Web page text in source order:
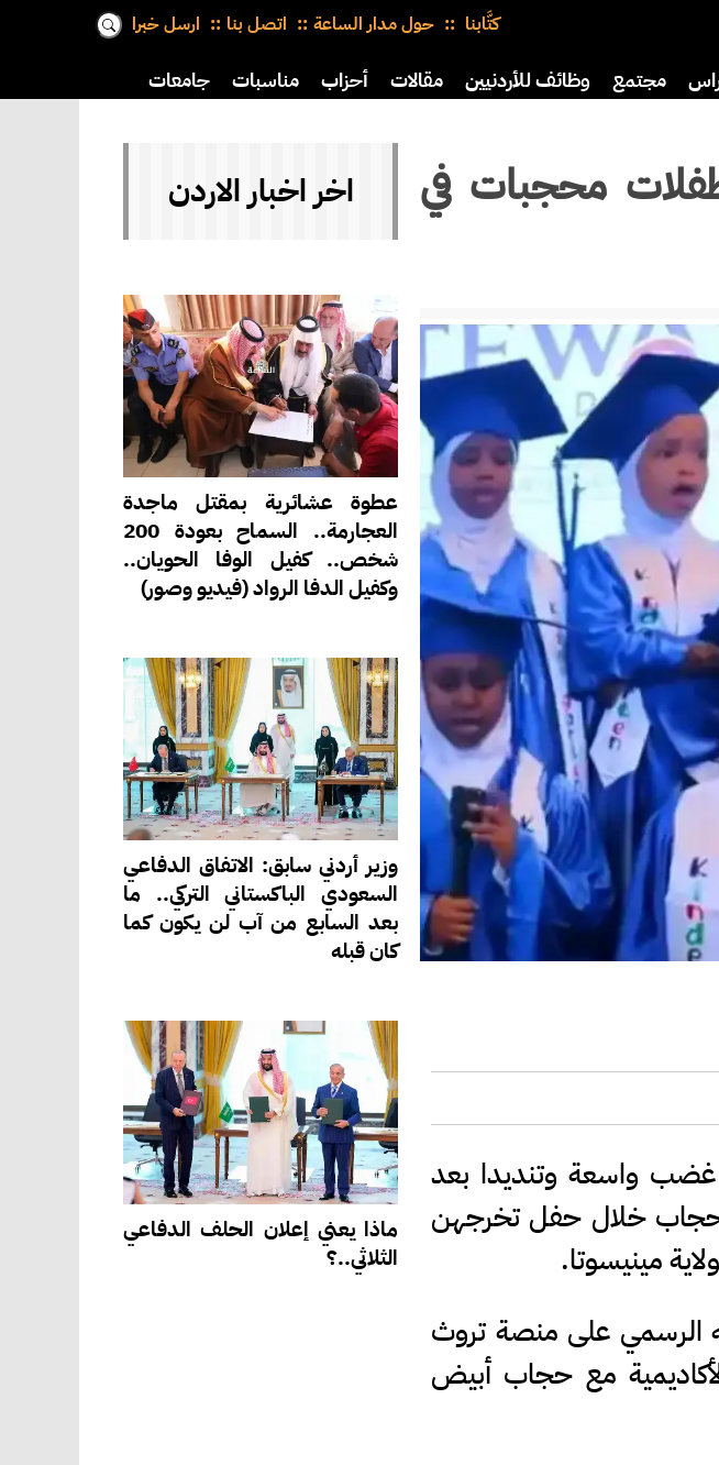
كتَّابنا حول مدار الساعة اتصل بنا ارسل خبرا
مجتمع وظائف للأردنيين مقالات أحزاب مناسبات جامعات
محجبات في
غضب واسعة وتنديدا بعد
خلال حفل تخرجهن
مينيسوتا.
الرسمي على منصة تروث
مع حجاب أبيض
اخر اخبار الاردن
عطوة عشائرية بمقتل ماجدة
العجارمة.. السماح بعودة 200
شخص.. كفيل الوفا الحويان..
وكفيل الدفا الرواد (فيديو وصور)
وزير أردني سابق: الاتفاق الدفاعي
السعودي الباكستاني التركي.. ما
بعد السابع من آب لن يكون كما
كان قبله
ماذا يعني إعلان الحلف الدفاعي
الثلاثي..؟